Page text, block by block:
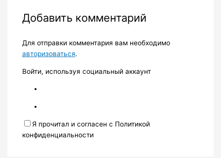
Добавить комментарий
Для отправки комментария вам необходимо
авторизоваться.
Войти, используя социальный аккаунт
Я прочитал и согласен с Политикой
конфиденциальности